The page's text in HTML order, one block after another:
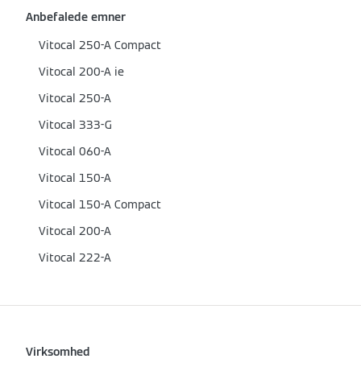
Anbefalede emner
Vitocal 250-A Compact
Vitocal 200-A ie
Vitocal 250-A
Vitocal 333-G
Vitocal 060-A
Vitocal 150-A
Vitocal 150-A Compact
Vitocal 200-A
Vitocal 222-A
Virksomhed